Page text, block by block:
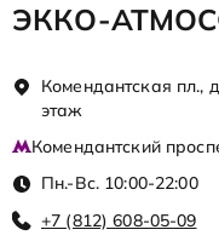
ЭККО-
Комендантская пл.,
этаж
Комендантский
Пн.-Вс. 10:00-22:00
+7 (812) 608-05-09